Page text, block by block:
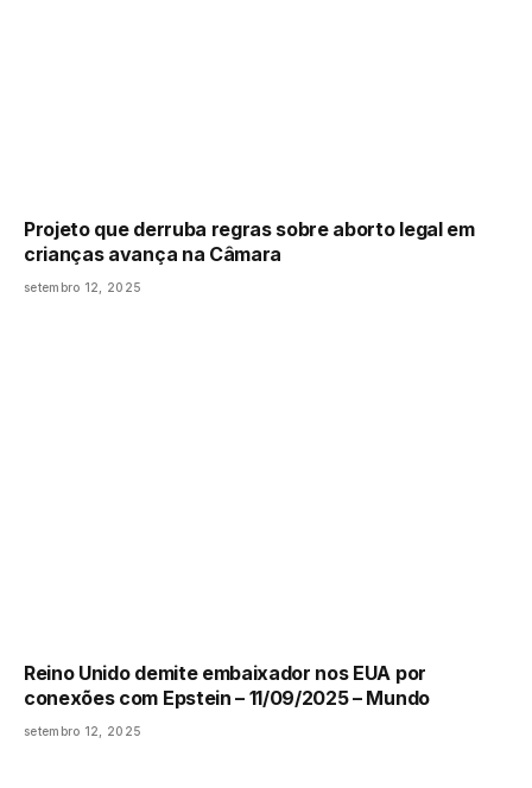
Projeto que derruba regras sobre aborto legal em
crianças avança na Câmara
setembro 12, 2025
Reino Unido demite embaixador nos EUA por
conexões com Epstein – 11/09/2025 – Mundo
setembro 12, 2025